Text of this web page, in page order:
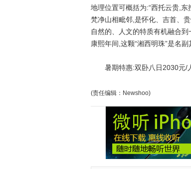
地理位置可概括为:“西托云贵,
梵净山相毗邻,是怀化、吉首、
自然的、人文的特质有机融合
康熙年间,这颗“湘西明珠”是名
暑期特惠:双卧八日2030元/
(责任编辑：Newshoo)